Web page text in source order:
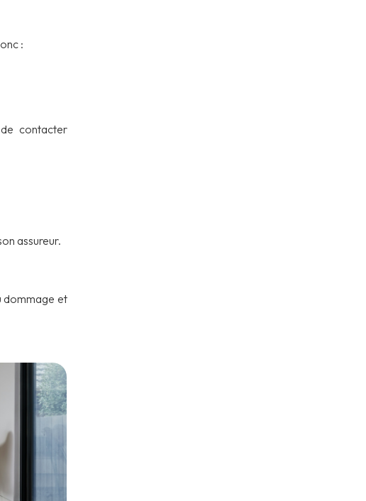
:
contacter
assureur.
dommage et